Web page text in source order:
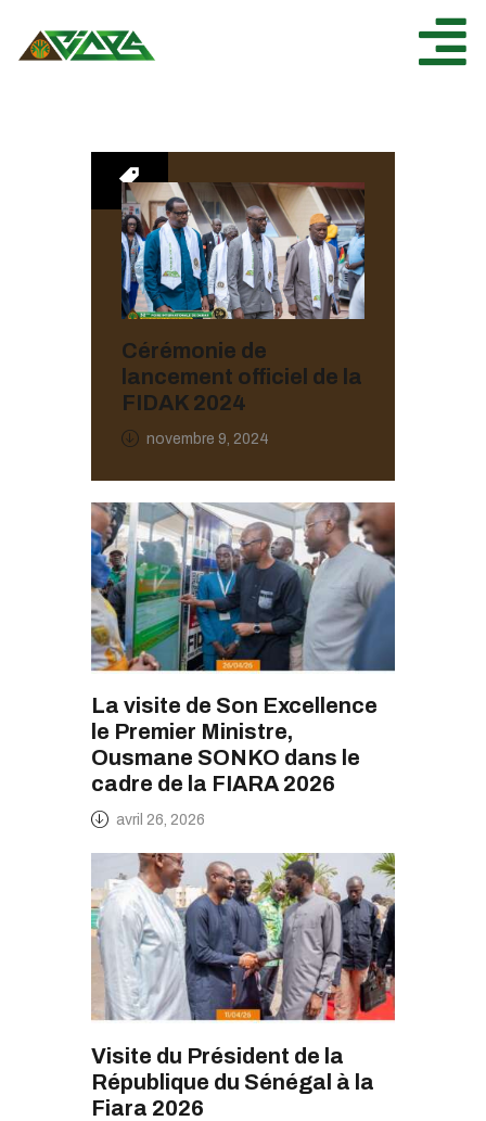
CICES
NOS ESPACES
NOS ÉVÉNEMENTS
AGENDA
ACTUALITÉ
CONTACT
Cérémonie de
lancement officiel de la
FIDAK 2024
novembre 9, 2024
La visite de Son Excellence
le Premier Ministre,
Ousmane SONKO dans le
cadre de la FIARA 2026
avril 26, 2026
Visite du Président de la
République du Sénégal à la
Fiara 2026